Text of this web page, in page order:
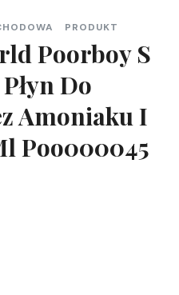
PRODUKT
Poorboy S
Do
Amoniaku I
Poo000045